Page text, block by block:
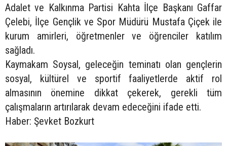
Adalet ve Kalkınma Partisi Kahta İlçe Başkanı Gaffar
Çelebi, İlçe Gençlik ve Spor Müdürü Mustafa Çiçek ile
kurum amirleri, öğretmenler ve öğrenciler katılım
sağladı.
Kaymakam Soysal, geleceğin teminatı olan gençlerin
sosyal, kültürel ve sportif faaliyetlerde aktif rol
almasının önemine dikkat çekerek, gerekli tüm
çalışmaların artırılarak devam edeceğini ifade etti.
Haber: Şevket Bozkurt